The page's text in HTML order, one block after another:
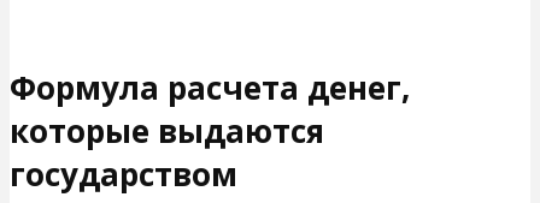
Формула расчета денег,
которые выдаются
государством